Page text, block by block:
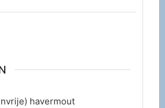
havermout